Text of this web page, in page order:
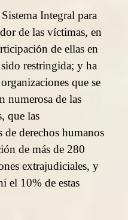
Integral para
de las víctimas, en
de ellas en
restringida; y ha
que se
numerosa de las
que las
de derechos humanos
de más de 280
extrajudiciales, y
el 10% de estas